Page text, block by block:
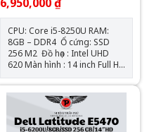
CPU: Core i5-8250U RAM:
8GB – DDR4 Ổ cứng: SSD
256 M2 Đồ họa : Intel UHD
620 Màn hình : 14 inch Full HD
(1920 x 1080), IPS Trọng
lượng: 1.5 kg Kích thước : 32 x
23 1.8 cm Vỏ: Kim loại